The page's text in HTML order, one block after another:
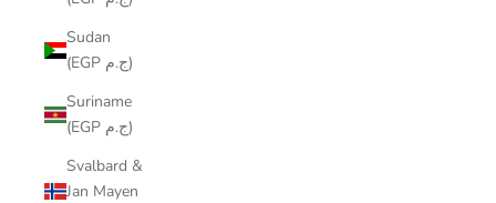
Sudan
(EGP ج.م)
Suriname
(EGP ج.م)
Svalbard &
Jan Mayen